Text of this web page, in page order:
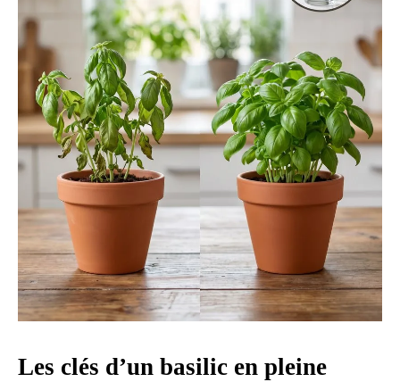
Les clés d’un basilic en pleine